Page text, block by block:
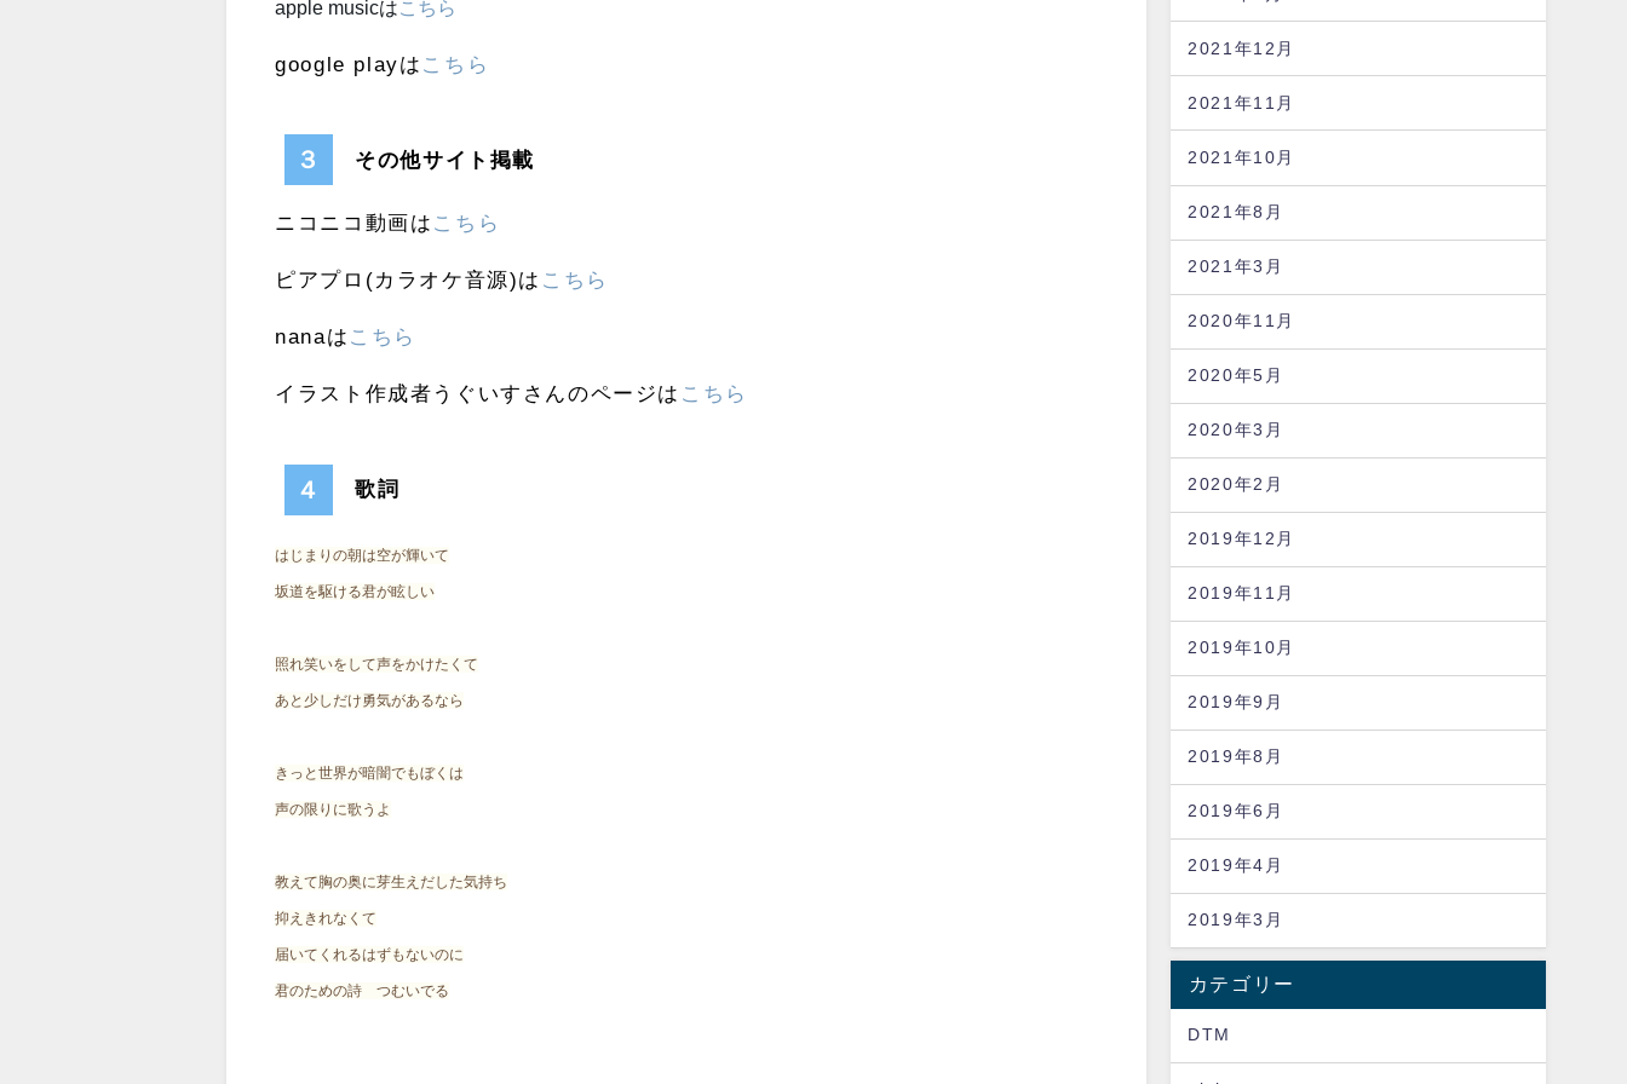
apple musicはこちら
google playは こちら
３ その他サイト掲載
ニコニコ動画は こちら
ピアプロ(カラオケ音源)は こちら
nanaは こちら
イラスト作成者うぐいすさんのページは こちら
４ 歌詞
はじまりの朝は空が輝いて
坂道を駆ける君が眩しい
照れ笑いをして声をかけたくて
あと少しだけ勇気があるなら
きっと世界が暗闇でもぼくは
声の限りに歌うよ
教えて胸の奥に芽生えだした気持ち
抑えきれなくて
届いてくれるはずもないのに
君のための詩 つむいでる
2021年12月
2021年11月
2021年10月
2021年8月
2021年3月
2020年11月
2020年5月
2020年3月
2020年2月
2019年12月
2019年11月
2019年10月
2019年9月
2019年8月
2019年6月
2019年4月
2019年3月
カテゴリー
DTM